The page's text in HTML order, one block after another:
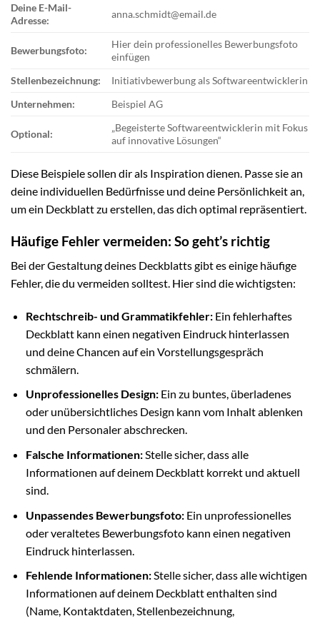
Deine E-Mail-
Adresse:
anna.schmidt@email.de
Bewerbungsfoto:
Hier dein professionelles Bewerbungsfoto
einfügen
Stellenbezeichnung:
Initiativbewerbung als Softwareentwicklerin
Unternehmen:
Beispiel AG
Optional:
„Begeisterte Softwareentwicklerin mit Fokus
auf innovative Lösungen“
Diese Beispiele sollen dir als Inspiration dienen. Passe sie an
deine individuellen Bedürfnisse und deine Persönlichkeit an,
um ein Deckblatt zu erstellen, das dich optimal repräsentiert.
Häufige Fehler vermeiden: So geht’s richtig
Bei der Gestaltung deines Deckblatts gibt es einige häufige
Fehler, die du vermeiden solltest. Hier sind die wichtigsten:
Rechtschreib- und Grammatikfehler:Ein fehlerhaftes
Deckblatt kann einen negativen Eindruck hinterlassen
und deine Chancen auf ein Vorstellungsgespräch
schmälern.
Unprofessionelles Design:Ein zu buntes, überladenes
oder unübersichtliches Design kann vom Inhalt ablenken
und den Personaler abschrecken.
Falsche Informationen:Stelle sicher, dass alle
Informationen auf deinem Deckblatt korrekt und aktuell
sind.
Unpassendes Bewerbungsfoto:Ein unprofessionelles
oder veraltetes Bewerbungsfoto kann einen negativen
Eindruck hinterlassen.
Fehlende Informationen:Stelle sicher, dass alle wichtigen
Informationen auf deinem Deckblatt enthalten sind
(Name, Kontaktdaten, Stellenbezeichnung,